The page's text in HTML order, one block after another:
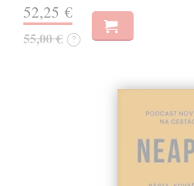
52,25 €
55,00 € ?